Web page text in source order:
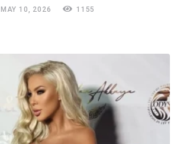
MAY 10, 2026
1155